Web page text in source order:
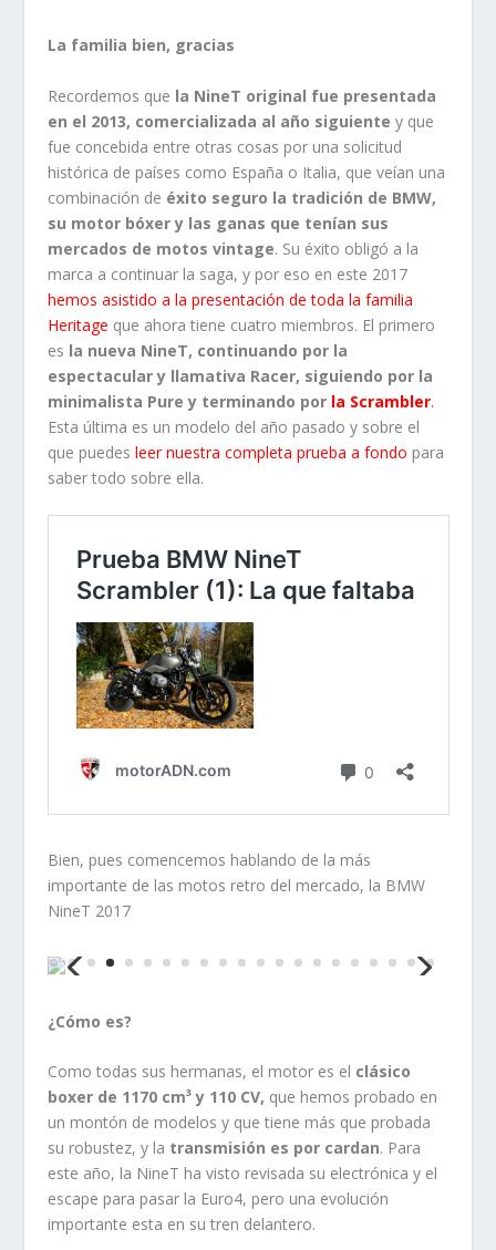
La familia bien, gracias
Recordemos que la NineT original fue presentada
en el 2013, comercializada al año siguiente y que
fue concebida entre otras cosas por una solicitud
histórica de países como España o Italia, que veían una
combinación de éxito seguro la tradición de BMW,
su motor bóxer y las ganas que tenían sus
mercados de motos vintage. Su éxito obligó a la
marca a continuar la saga, y por eso en este 2017
hemos asistido a la presentación de toda la familia
Heritage que ahora tiene cuatro miembros. El primero
es la nueva NineT, continuando por la
espectacular y llamativa Racer, siguiendo por la
minimalista Pure y terminando por la Scrambler.
Esta última es un modelo del año pasado y sobre el
que puedes leer nuestra completa prueba a fondo para
saber todo sobre ella.
Bien, pues comencemos hablando de la más
importante de las motos retro del mercado, la BMW
NineT 2017
¿Cómo es?
Como todas sus hermanas, el motor es el clásico
boxer de 1170 cm³ y 110 CV, que hemos probado en
un montón de modelos y que tiene más que probada
su robustez, y la transmisión es por cardan. Para
este año, la NineT ha visto revisada su electrónica y el
escape para pasar la Euro4, pero una evolución
importante esta en su tren delantero.